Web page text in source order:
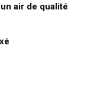
air de qualité